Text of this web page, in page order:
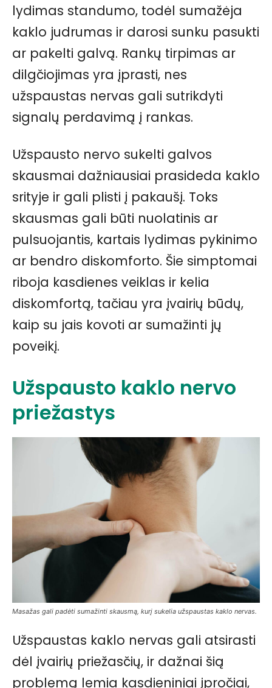
lydimas standumo, todėl sumažėja
kaklo judrumas ir darosi sunku pasukti
ar pakelti galvą. Rankų tirpimas ar
dilgčiojimas yra įprasti, nes
užspaustas nervas gali sutrikdyti
signalų perdavimą į rankas.
Užspausto nervo sukelti galvos
skausmai dažniausiai prasideda kaklo
srityje ir gali plisti į pakaušį. Toks
skausmas gali būti nuolatinis ar
pulsuojantis, kartais lydimas pykinimo
ar bendro diskomforto. Šie simptomai
riboja kasdienes veiklas ir kelia
diskomfortą, tačiau yra įvairių būdų,
kaip su jais kovoti ar sumažinti jų
poveikį.
Užspausto kaklo nervo
priežastys
Masažas gali padėti sumažinti skausmą, kurį sukelia užspaustas kaklo nervas.
Užspaustas kaklo nervas gali atsirasti
dėl įvairių priežasčių, ir dažnai šią
problemą lemia kasdieniniai įpročiai,